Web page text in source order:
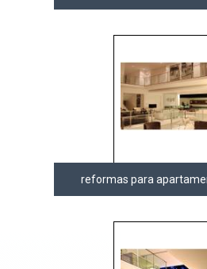
reformas para